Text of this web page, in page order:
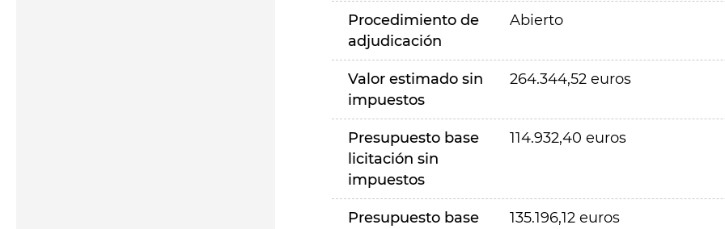
Procedimiento de
adjudicación
Abierto
Valor estimado sin
impuestos
264.344,52 euros
Presupuesto base
licitación sin
impuestos
114.932,40 euros
Presupuesto base
135.196,12 euros